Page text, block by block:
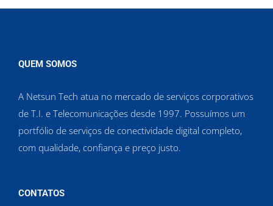
QUEM SOMOS
A Netsun Tech atua no mercado de serviços corporativos
de T.I. e Telecomunicações desde 1997. Possuímos um
portfólio de serviços de conectividade digital completo,
com qualidade, confiança e preço justo.
CONTATOS